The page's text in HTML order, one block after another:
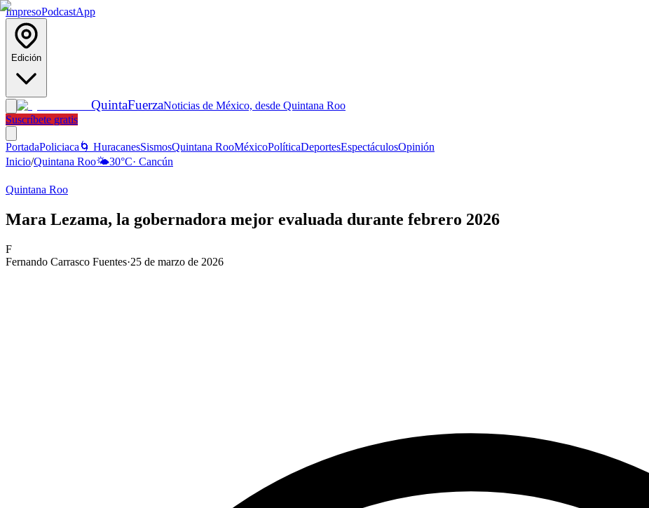
ImpresoPodcastApp
Edición
QuintaFuerzaNoticias de México, desde Quintana Roo
Suscríbete gratis
PortadaPoliciaca 🌀 HuracanesSismosQuintana RooMéxicoPolíticaDeportesEspectáculosOpinión
Inicio/Quintana Roo🌤️30°C· Cancún
Quintana Roo
Mara Lezama, la gobernadora mejor evaluada durante febrero 2026
F
Fernando Carrasco Fuentes·25 de marzo de 2026